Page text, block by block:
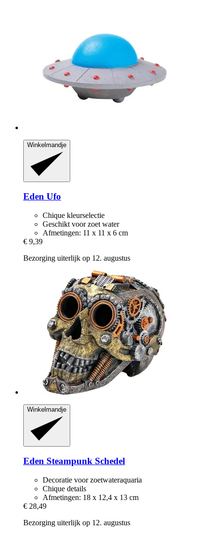
Winkelmandje
Eden Ufo
Chique kleurselectie
Geschikt voor zoet water
Afmetingen: 11 x 11 x 6 cm
€ 9,39
Bezorging uiterlijk op 12. augustus
Winkelmandje
Eden Steampunk Schedel
Decoratie voor zoetwateraquaria
Chique details
Afmetingen: 18 x 12,4 x 13 cm
€ 28,49
Bezorging uiterlijk op 12. augustus